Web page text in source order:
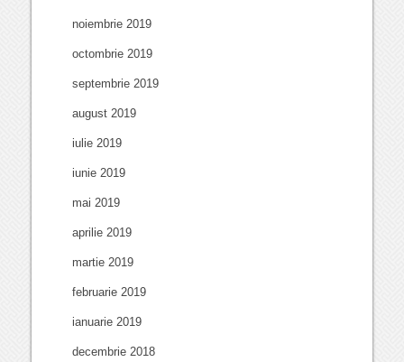
noiembrie 2019
octombrie 2019
septembrie 2019
august 2019
iulie 2019
iunie 2019
mai 2019
aprilie 2019
martie 2019
februarie 2019
ianuarie 2019
decembrie 2018